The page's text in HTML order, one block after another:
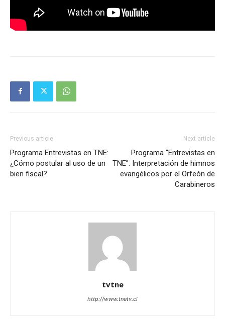
Previous article
Programa Entrevistas en TNE:
¿Cómo postular al uso de un
bien fiscal?
Next article
Programa “Entrevistas en
TNE”: Interpretación de himnos
evangélicos por el Orfeón de
Carabineros
tvtne
http://www.tnetv.cl